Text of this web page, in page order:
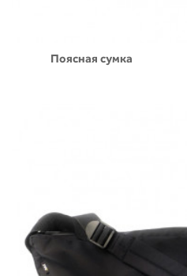
Поясная сумка